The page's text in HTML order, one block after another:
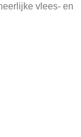
vlees- en